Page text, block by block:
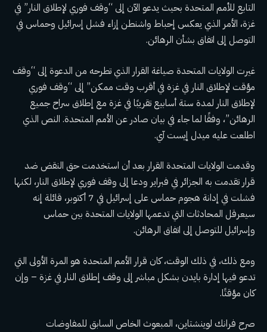
التابع للأمم المتحدة بحيث يدعو الآن إلى “وقف فوري لإطلاق النار” في
غزة، الأمر الذي يعكس إحباط واشنطن إزاء فشل إسرائيل وحماس في
التوصل إلى اتفاق بشأن الرهائن.
غيرت الولايات المتحدة صياغة القرار الذي تطرحه من الدعوة إلى “وقف
مؤقت لإطلاق النار في غزة في أقرب وقت ممكن” إلى “وقف فوري
لإطلاق النار لمدة ستة أسابيع تقريبًا في غزة مع إطلاق سراح جميع
الرهائن”، وفقًا لما جاء في بيان صادر عن الأمم المتحدة. النص الذي
اطلعت عليه ميدل إيست آي.
وقدمت الولايات المتحدة القرار بعد أن استخدمت حق النقض ضد
قرار تقدمت به الجزائر في فبراير ودعا إلى وقف فوري لإطلاق النار، لكنها
فشلت في إدانة هجوم حماس على إسرائيل في 7 أكتوبر، قائلة إنه
سيعرقل المحادثات التي تدعمها الولايات المتحدة بين حماس
وإسرائيل للتوصل إلى اتفاق الرهائن.
ومع ذلك، في ذلك الوقت، كان قرار الأمم المتحدة هو المرة الأولى التي
تدعو فيها إدارة بايدن بشكل مباشر إلى وقف إطلاق النار في غزة – وإن
كان مؤقتًا.
صرح فرانك لوينشتاين، المبعوث الخاص السابق للمفاوضات